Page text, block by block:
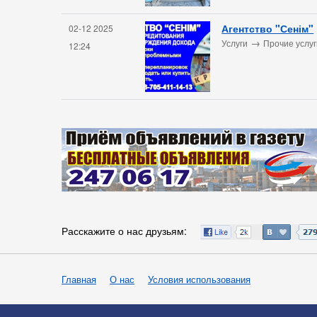
02-12 2025
12:24
Агентство "Сенім"
Услуги → Прочие
Расскажите о нас друзьям:
Главная О нас Условия использования